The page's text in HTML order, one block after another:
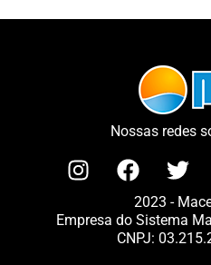
Nossas redes
2023 -
Empresa do Sistema
CNPJ: